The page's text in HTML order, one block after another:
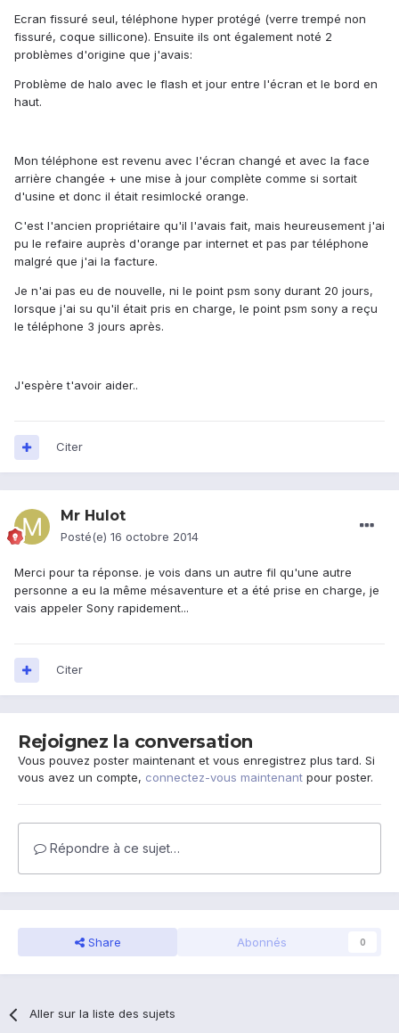
Ecran fissuré seul, téléphone hyper protégé (verre trempé non
fissuré, coque sillicone). Ensuite ils ont également noté 2
problèmes d'origine que j'avais:
Problème de halo avec le flash et jour entre l'écran et le bord en
haut.
Mon téléphone est revenu avec l'écran changé et avec la face
arrière changée + une mise à jour complète comme si sortait
d'usine et donc il était resimlocké orange.
C'est l'ancien propriétaire qu'il l'avais fait, mais heureusement j'ai
pu le refaire auprès d'orange par internet et pas par téléphone
malgré que j'ai la facture.
Je n'ai pas eu de nouvelle, ni le point psm sony durant 20 jours,
lorsque j'ai su qu'il était pris en charge, le point psm sony a reçu
le téléphone 3 jours après.
J'espère t'avoir aider..
Citer
Mr Hulot
Posté(e) 16 octobre 2014
Merci pour ta réponse. je vois dans un autre fil qu'une autre
personne a eu la même mésaventure et a été prise en charge, je
vais appeler Sony rapidement...
Citer
Rejoignez la conversation
Vous pouvez poster maintenant et vous enregistrez plus tard. Si
vous avez un compte, connectez-vous maintenant pour poster.
Répondre à ce sujet…
Share Abonnés 0
Aller sur la liste des sujets